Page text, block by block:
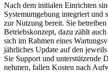
Nach dem initialen Einrichten
Systemumgebung integriert und
zur Nutzung bereit. Sie
Betriebskonzept, dazu zählt
sich im Rahmen eines
jährliches Update auf den
Sie Support und unterstützende
nehmen, fallen Kosten nach